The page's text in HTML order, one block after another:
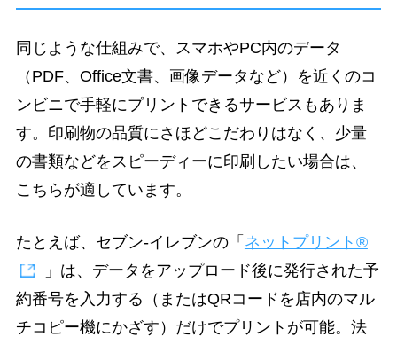
同じような仕組みで、スマホやPC内のデータ
（PDF、Office文書、画像データなど）を近くのコ
ンビニで手軽にプリントできるサービスもありま
す。印刷物の品質にさほどこだわりはなく、少量
の書類などをスピーディーに印刷したい場合は、
こちらが適しています。
たとえば、セブン-イレブンの「 ネットプリント®
」は、データをアップロード後に発行された予
約番号を入力する（またはQRコードを店内のマル
チコピー機にかざす）だけでプリントが可能。法